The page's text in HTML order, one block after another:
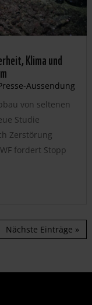
Klima und
Aussendung
von seltenen
Studie
Zerstörung
fordert Stopp
Nächste Einträge »